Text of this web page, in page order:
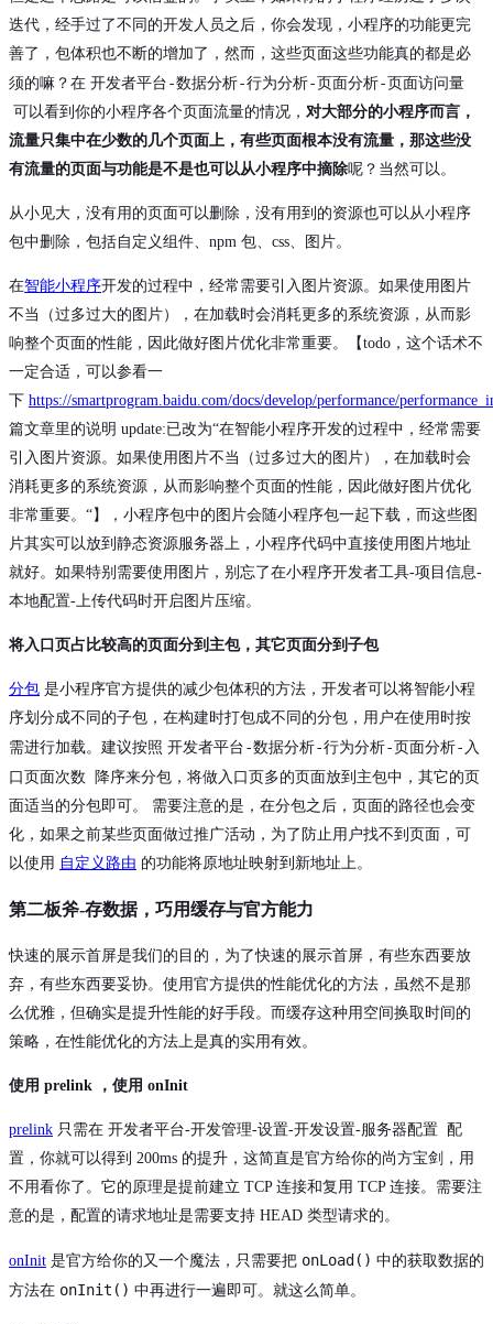
迭代，经手过了不同的开发人员之后，你会发现，小程序的功能更完
善了，包体积也不断的增加了，然而，这些页面这些功能真的都是必
须的嘛？在 开发者平台-数据分析-行为分析-页面分析-页面访问量
可以看到你的小程序各个页面流量的情况， 对大部分的小程序而言，
流量只集中在少数的几个页面上，有些页面根本没有流量，那这些没
有流量的页面与功能是不是也可以从小程序中摘除呢？当然可以。
从小见大，没有用的页面可以删除，没有用到的资源也可以从小程序
包中删除，包括自定义组件、npm 包、css、图片。
在智能小程序开发的过程中，经常需要引入图片资源。如果使用图片
不当（过多过大的图片），在加载时会消耗更多的系统资源，从而影
响整个页面的性能，因此做好图片优化非常重要。【todo，这个话术不
一定合适，可以参看一
下 https://smartprogram.baidu.com/docs/develop/performance/
篇文章里的说明 update:已改为“在智能小程序开发的过程中，经常需要
引入图片资源。如果使用图片不当（过多过大的图片），在加载时会
消耗更多的系统资源，从而影响整个页面的性能，因此做好图片优化
非常重要。“】，小程序包中的图片会随小程序包一起下载，而这些图
片其实可以放到静态资源服务器上，小程序代码中直接使用图片地址
就好。如果特别需要使用图片，别忘了在小程序开发者工具-项目信息-
本地配置-上传代码时开启图片压缩。
将入口页占比较高的页面分到主包，其它页面分到子包
分包 是小程序官方提供的减少包体积的方法，开发者可以将智能小程
序划分成不同的子包，在构建时打包成不同的分包，用户在使用时按
需进行加载。建议按照 开发者平台-数据分析-行为分析-页面分析-入
口页面次数
降序来分包，将做入口页多的页面放到主包中，其它的页
面适当的分包即可。 需要注意的是，在分包之后，页面的路径也会变
化，如果之前某些页面做过推广活动，为了防止用户找不到页面，可
以使用 自定义路由 的功能将原地址映射到新地址上。
第二板斧-存数据，巧用缓存与官方能力
快速的展示首屏是我们的目的，为了快速的展示首屏，有些东西要放
弃，有些东西要妥协。使用官方提供的性能优化的方法，虽然不是那
么优雅，但确实是提升性能的好手段。而缓存这种用空间换取时间的
策略，在性能优化的方法上是真的实用有效。
使用 prelink ，使用 onInit
prelink 只需在 开发者平台-开发管理-设置-开发设置-服务器配置 配
置，你就可以得到 200ms 的提升，这简直是官方给你的尚方宝剑，用
不用看你了。它的原理是提前建立 TCP 连接和复用 TCP 连接。需要注
意的是，配置的请求地址是需要支持 HEAD 类型请求的。
onInit 是官方给你的又一个魔法，只需要把 onLoad() 中的获取数据的
方法在 onInit() 中再进行一遍即可。就这么简单。